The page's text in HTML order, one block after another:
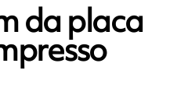
da placa